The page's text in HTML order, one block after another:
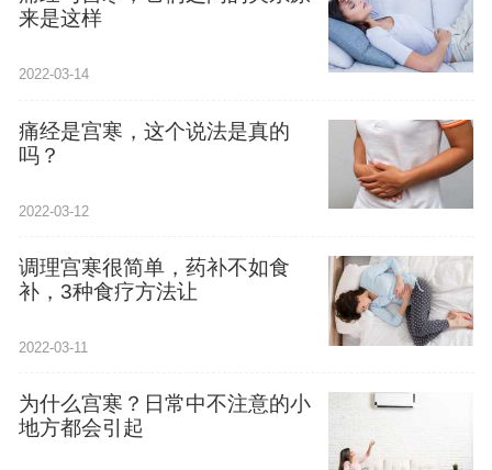
来是这样
2022-03-14
痛经是宫寒，这个说法是真的
吗？
2022-03-12
调理宫寒很简单，药补不如食
补，3种食疗方法让
2022-03-11
为什么宫寒？日常中不注意的小
地方都会引起